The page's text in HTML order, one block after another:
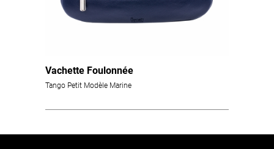
Vachette Foulonnée
Tango Petit Modèle Marine